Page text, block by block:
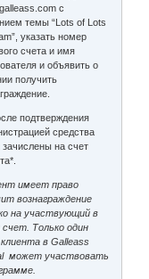
с
темы “Lots of Lots
указать номер
счета и имя
и объявить о
получить
подтверждения
средства
зачислены на счет
имеет право
вознаграждение
на участвующий в
счет. Только один
в Galleass
может участвовать